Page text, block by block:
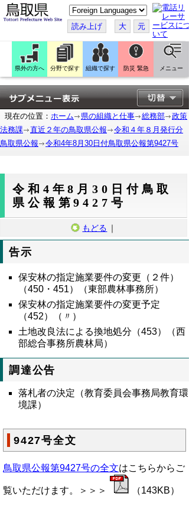
こ
の
ペ
ー
ジ
翻
訳
す
る
読み上げ 大 元
県外の方へ 分野で探す 組織で探す 防災 緊急 メニュー
現在の位置： ホーム 県の組織と仕事 総務部
政策
法務課
直近２年の鳥取県公報
令和４年８月発行分
鳥取県公報
令和4年8月30日付鳥取県公報第9427号
令和4年8月30日付鳥取
県公報第9427号
もどる ｜
告示
保安林の指定施業要件の変更（２件）
（450 ・451）（東部農林事務所）
保安林の指定施業要件の変更予定
（452）（〃）
土地改良法による換地処分（453）（西
部総合事務所農林局）
調達公告
落札者の決定（教育委員会事務局教育環
境課）
9427号全文
鳥取県公報第9427号の全文はこちらからご
覧いただけます。＞＞＞ （143KB）